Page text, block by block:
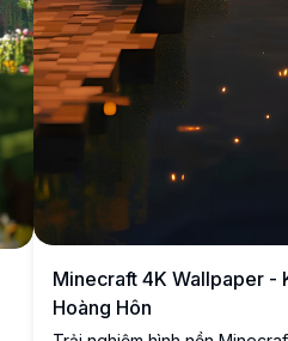
Minecraft 4K Wallpaper -
Hoàng Hôn